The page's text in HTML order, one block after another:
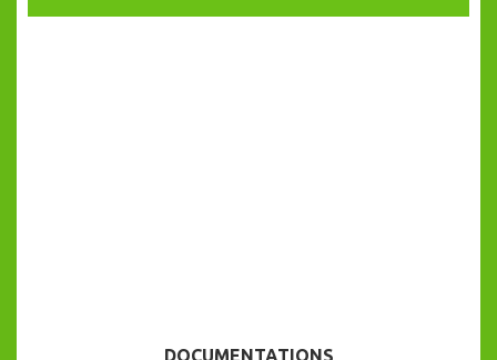
DOCUMENTATIONS